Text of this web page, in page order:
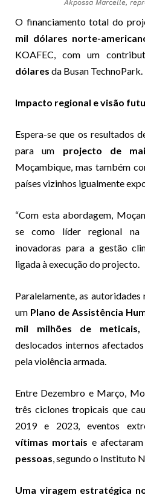
Akpossa Marcelle,
O financiamento total do
mil dólares norte-
KOAFEC, com um
dólares da Busan TechnoPark.
Impacto regional e visão
Espera-se que os resultados
para um projecto de
Moçambique, mas também
países vizinhos igualmente
“Com esta abordagem,
se como líder regional na
inovadoras para a gestão
ligada à execução do projecto.
Paralelamente, as
um Plano de Assistência
mil milhões de meticais,
deslocados internos
pela violência armada.
Entre Dezembro e Março,
três ciclones tropicais que
2019 e 2023, eventos
vítimas mortais e
pessoas, segundo o Instituto
Uma viragem estratégica